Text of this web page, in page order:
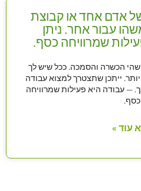
אדם אחד או קבוצת
עבור אחר. ניתן
שמרוויחה כסף.
הכשרה והסמכה. ככל שיש לך
ייתכן שתצטרך למצוא עבודה
— עבודה היא פעילות שמרוויחה
כסף.
עוד »